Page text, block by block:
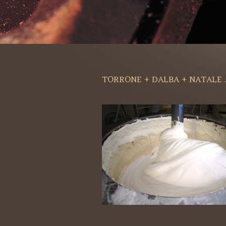
TORRONE + DALBA + NATALE .